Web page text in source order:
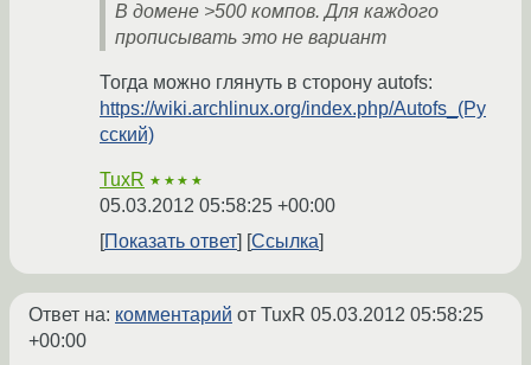
В домене >500 компов. Для каждого
прописывать это не вариант
Тогда можно глянуть в сторону autofs:
https://wiki.archlinux.org/index.php/Autofs_(Ру
сский)
TuxR ★★★★
05.03.2012 05:58:25 +00:00
Показать ответ
Ссылка
Ответ на: комментарий от TuxR 05.03.2012 05:58:25
+00:00